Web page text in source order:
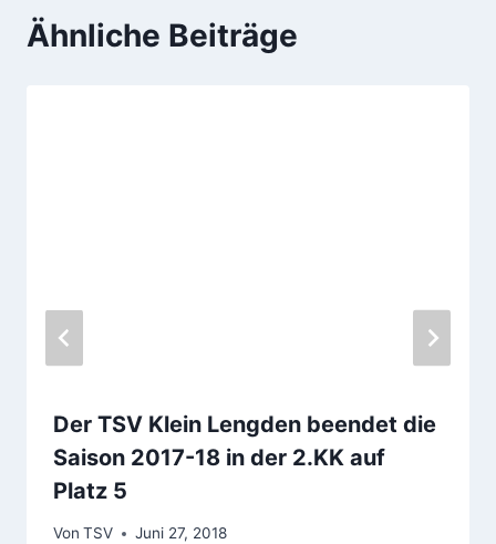
Ähnliche Beiträge
Der TSV Klein Lengden beendet die
Saison 2017-18 in der 2.KK auf
Platz 5
Von TSV Juni 27, 2018